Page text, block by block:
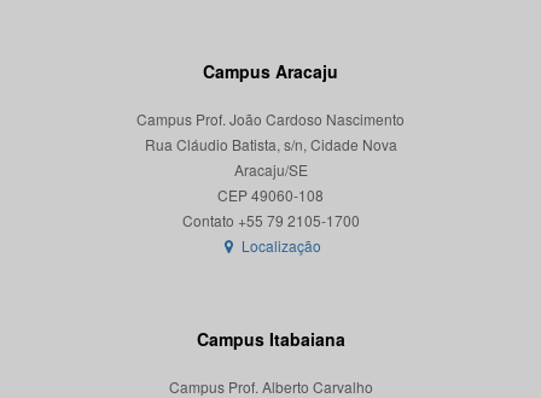
Campus Aracaju
Campus Prof. João Cardoso Nascimento
Rua Cláudio Batista, s/n, Cidade Nova
Aracaju/SE
CEP 49060-108
Localização
Campus Itabaiana
Campus Prof. Alberto Carvalho